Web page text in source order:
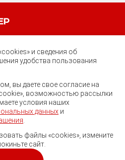
59
Трейдинг.
защищены.
и сведения об
удобства пользования
вы даете свое согласие на
возможностью рассылки
условия наших
данных и
файлы «cookies», измените
сайт.